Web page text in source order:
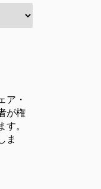
ア・
が権
。
ま